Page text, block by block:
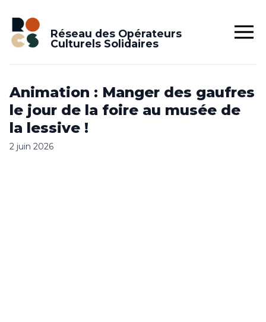
Réseau des Opérateurs
Culturels Solidaires
Animation : Manger des gaufres
le jour de la foire au musée de
la lessive !
2 juin 2026